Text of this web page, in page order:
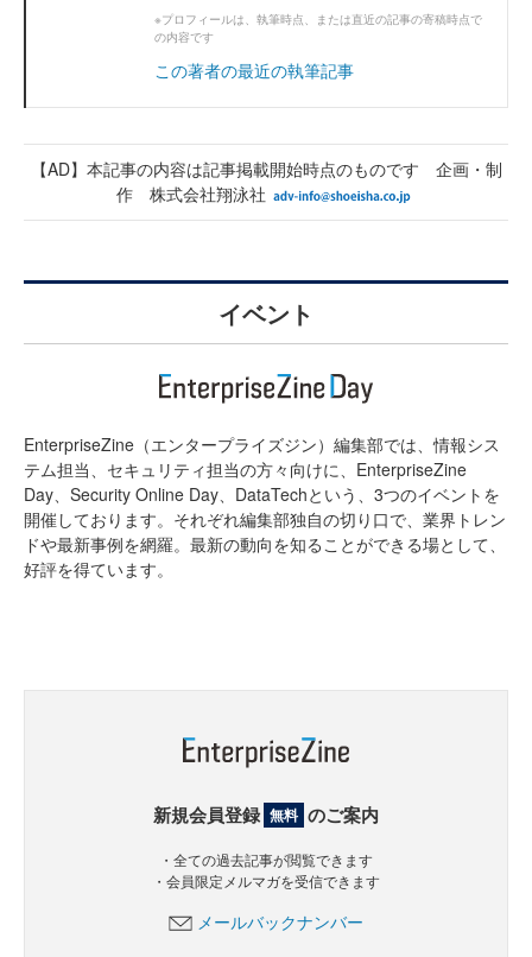
※プロフィールは、執筆時点、または直近の記事の寄稿時点で
の内容です
この著者の最近の執筆記事
【AD】本記事の内容は記事掲載開始時点のものです 企画・制
作 株式会社翔泳社
イベント
EnterpriseZine（エンタープライズジン）編集部では、情報シス
テム担当、セキュリティ担当の方々向けに、EnterpriseZine
Day、Security Online Day、DataTechという、3つのイベントを
開催しております。それぞれ編集部独自の切り口で、業界トレン
ドや最新事例を網羅。最新の動向を知ることができる場として、
好評を得ています。
新規会員登録 無料 のご案内
・全ての過去記事が閲覧できます
・会員限定メルマガを受信できます
メールバックナンバー